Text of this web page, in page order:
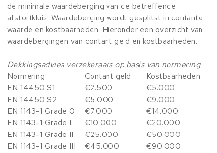
de minimale waardeberging van de betreffende
afstortkluis. Waardeberging wordt gesplitst in contante
waarde en kostbaarheden. Hieronder een overzicht van
waardebergingen van contant geld en kostbaarheden.
Dekkingsadvies verzekeraars op basis van normering
Normering
Contant geld
Kostbaarheden
EN 14450 S1
€2.500
€5.000
EN 14450 S2
€5.000
€9.000
EN 1143-1 Grade 0
€7.000
€14.000
EN 1143-1 Grade I
€10.000
€20.000
EN 1143-1 Grade II
€25.000
€50.000
EN 1143-1 Grade III
€45.000
€90.000